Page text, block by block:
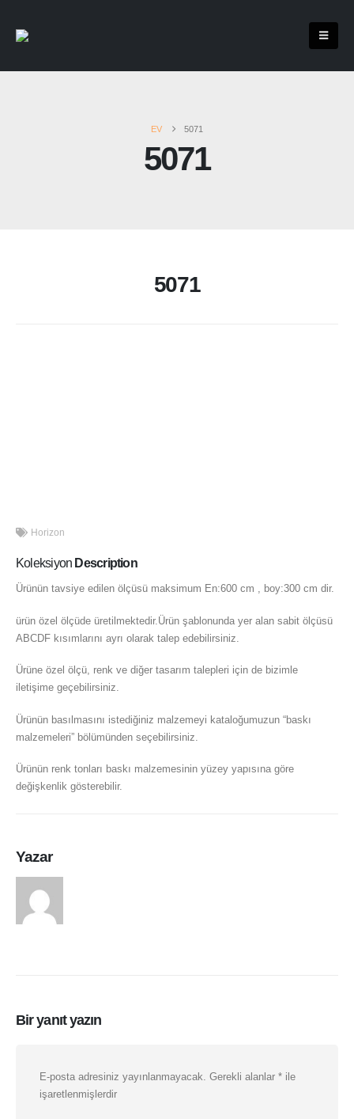
EV 5071
5071
5071
Horizon
Koleksiyon Description
Ürünün tavsiye edilen ölçüsü maksimum En:600 cm , boy:300 cm dir.
ürün özel ölçüde üretilmektedir.Ürün şablonunda yer alan sabit ölçüsü
ABCDF kısımlarını ayrı olarak talep edebilirsiniz.
Ürüne özel ölçü, renk ve diğer tasarım talepleri için de bizimle
iletişime geçebilirsiniz.
Ürünün basılmasını istediğiniz malzemeyi kataloğumuzun “baskı
malzemeleri” bölümünden seçebilirsiniz.
Ürünün renk tonları baskı malzemesinin yüzey yapısına göre
değişkenlik gösterebilir.
Yazar
Bir yanıt yazın
E-posta adresiniz yayınlanmayacak. Gerekli alanlar * ile
işaretlenmişlerdir